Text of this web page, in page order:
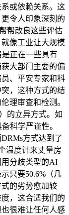
或依赖关系。这
令人印象深刻的
帮改良这些评估
像工业让大规模
正在一些具有
大部门主要的偏
、平安专家和科
，这种方式的结
理审查和检测。
的立异方式。如
科学严谨性。
方式达到了
温度计来丈量房
分歧类型的AI
只要50.6%（几
的劣势愈加较
，这合适我们的
很难让任何人感